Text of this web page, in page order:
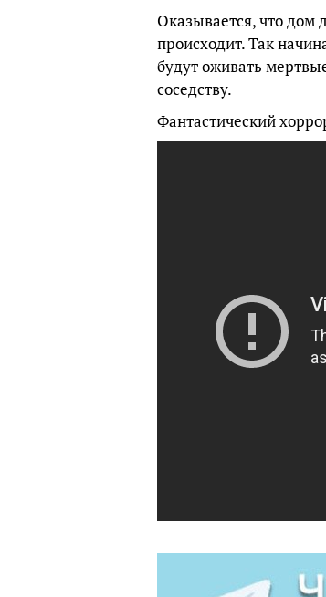
Оказывается, что дом
происходит. Так
будут оживать
соседству.
Фантастический